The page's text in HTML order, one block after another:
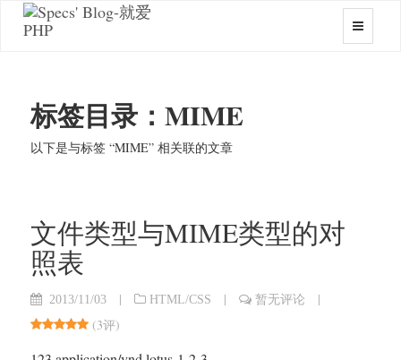
标签目录：MIME
以下是与标签 “MIME” 相关联的文章
文件类型与MIME类型的对
照表
2013/11/03 | HTML/CSS | 暂无评论
|
(3评)